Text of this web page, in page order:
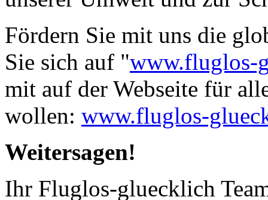
Fördern Sie mit uns die
Sie sich auf "www.fluglos-
mit auf der Webseite für
wollen:www.fluglos-
Weitersagen!
Ihr Fluglos-gluecklich